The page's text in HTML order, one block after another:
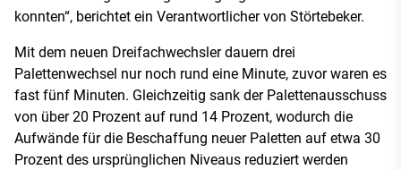
konnten“, berichtet ein Verantwortlicher von Störtebeker.
Mit dem neuen Dreifachwechsler dauern drei
Palettenwechsel nur noch rund eine Minute, zuvor waren es
fast fünf Minuten. Gleichzeitig sank der Palettenausschuss
von über 20 Prozent auf rund 14 Prozent, wodurch die
Aufwände für die Beschaffung neuer Paletten auf etwa 30
Prozent des ursprünglichen Niveaus reduziert werden